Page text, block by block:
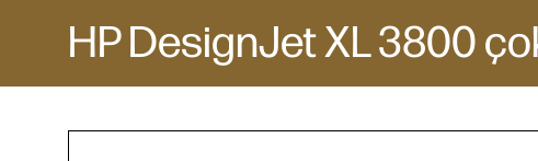
HP DesignJet XL 3800